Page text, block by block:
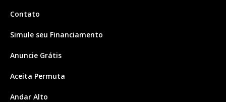
Contato
Simule seu Financiamento
Anuncie Grátis
Aceita Permuta
Andar Alto